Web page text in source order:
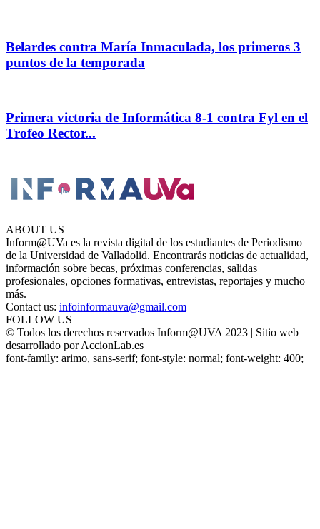
Belardes contra María Inmaculada, los primeros 3
puntos de la temporada
Primera victoria de Informática 8-1 contra Fyl en el
Trofeo Rector...
ABOUT US
Inform@UVa es la revista digital de los estudiantes de Periodismo
de la Universidad de Valladolid. Encontrarás noticias de actualidad,
información sobre becas, próximas conferencias, salidas
profesionales, opciones formativas, entrevistas, reportajes y mucho
más.
Contact us: infoinformauva@gmail.com
FOLLOW US
© Todos los derechos reservados Inform@UVA 2023 | Sitio web
desarrollado por AccionLab.es
font-family: arimo, sans-serif; font-style: normal; font-weight: 400;